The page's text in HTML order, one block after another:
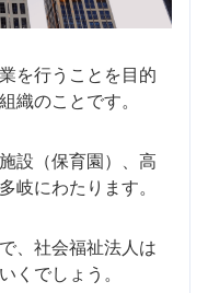
を行うことを目的
織のことです。
設（保育園）、高
岐にわたります。
、社会福祉法人は
くでしょう。